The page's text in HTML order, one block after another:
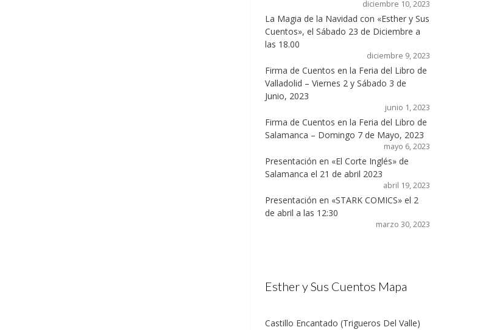
diciembre 10, 2023
La Magia de la Navidad con «Esther y Sus
Cuentos», el Sábado 23 de Diciembre a
las 18.00
diciembre 9, 2023
Firma de Cuentos en la Feria del Libro de
Valladolid – Viernes 2 y Sábado 3 de
Junio, 2023
junio 1, 2023
Firma de Cuentos en la Feria del Libro de
Salamanca – Domingo 7 de Mayo, 2023
mayo 6, 2023
Presentación en «El Corte Inglés» de
Salamanca el 21 de abril 2023
abril 19, 2023
Presentación en «STARK COMICS» el 2
de abril a las 12:30
marzo 30, 2023
Esther y Sus Cuentos Mapa
Castillo Encantado (Trigueros Del Valle)